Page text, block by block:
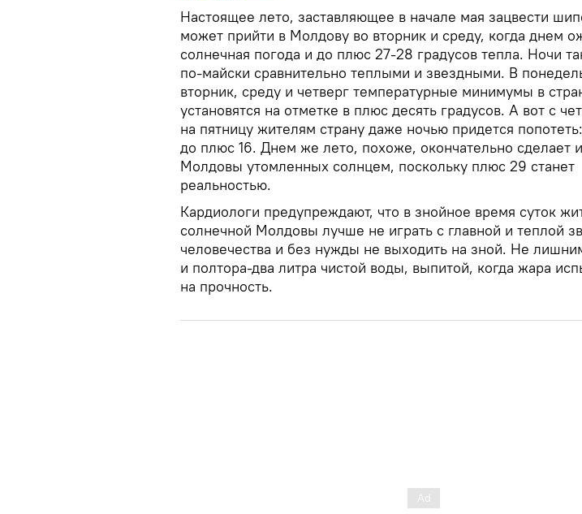
Настоящее лето, заставляющее в начале мая зацвести
может прийти в Молдову во вторник и среду, когда днем
солнечная погода и до плюс 27-28 градусов тепла. Ночи
по-майски сравнительно теплыми и звездными. В
вторник, среду и четверг температурные минимумы в
установятся на отметке в плюс десять градусов. А вот с
на пятницу жителям страну даже ночью придется
до плюс 16. Днем же лето, похоже, окончательно сделает
Молдовы утомленных солнцем, поскольку плюс 29 станет
реальностью.
Кардиологи предупреждают, что в знойное время суток
солнечной Молдовы лучше не играть с главной и теплой
человечества и без нужды не выходить на зной. Не
и полтора-два литра чистой воды, выпитой, когда жара
на прочность.